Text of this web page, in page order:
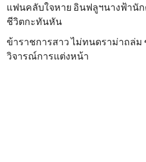
แฟนคลับใจหาย อินฟลูฯนางฟ้านัก
ชีวิตกะทันหัน
ข้าราชการสาว ไม่ทนดราม่าถล่ม
วิจารณ์การแต่งหน้า